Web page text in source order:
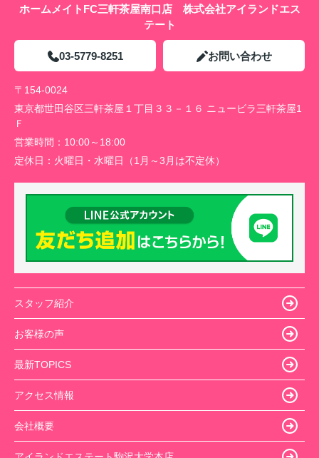
ホームメイトFC三軒茶屋南口店 株式会社アイランドエス
テート
03-5779-8251 お問い合わせ
〒154-0024
東京都世田谷区三軒茶屋１丁目３３－１６ ニュービラ三軒茶屋1
Ｆ
営業時間： 10:00～18:00
定休日： 火曜日・水曜日（1月～3月は不定休）
スタッフ紹介
お客様の声
最新TOPICS
アクセス情報
会社概要